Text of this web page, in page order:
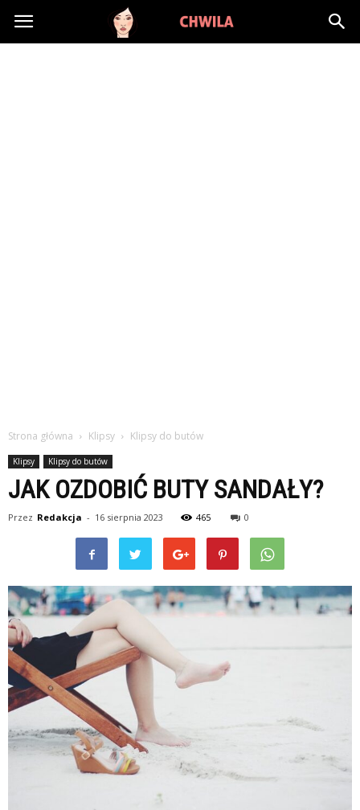
LadyChwila.pl
Strona główna Klipsy Klipsy do butów
Klipsy Klipsy do butów
JAK OZDOBIĆ BUTY SANDAŁY?
Przez Redakcja - 16 sierpnia 2023 465 0